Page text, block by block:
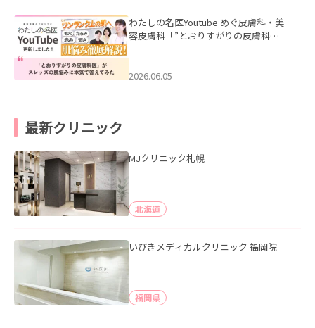
わたしの名医Youtube めぐ皮膚科・美
容皮膚科「”とおりすがりの皮膚科
2026.06.05
最新クリニック
MJクリニック札幌
北海道
いびきメディカルクリニック 福岡院
福岡県